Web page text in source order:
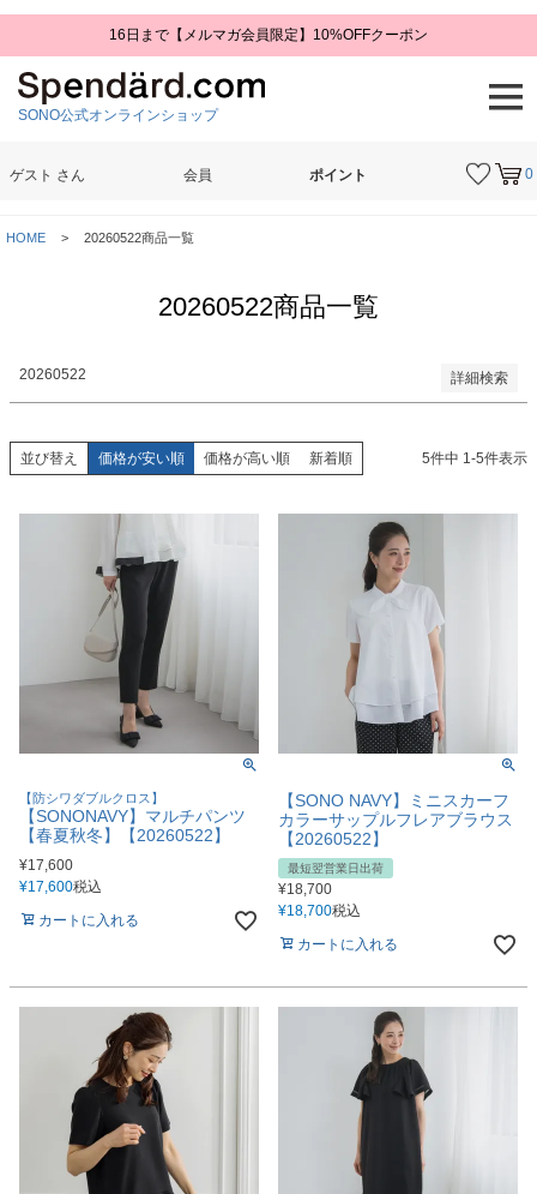
16日まで【メルマガ会員限定】10%OFFクーポン
SONO公式オンラインショップ
0
ゲスト さん 会員 ポイント
HOME 20260522商品一覧
20260522商品一覧
20260522 詳細検索
予約商品のみを表示
並び順
優先度順
検索
並び替え 価格が安い順 価格が高い順 新着順 5件中 1-5件表示
【防シワダブルクロス】
【SONONAVY】マルチパンツ
【春夏秋冬】【20260522】
¥17,600
¥17,600税込
カートに入れる
【SONO NAVY】ミニスカーフ
カラーサップルフレアブラウス
【20260522】
最短翌営業日出荷
¥18,700
¥18,700税込
カートに入れる